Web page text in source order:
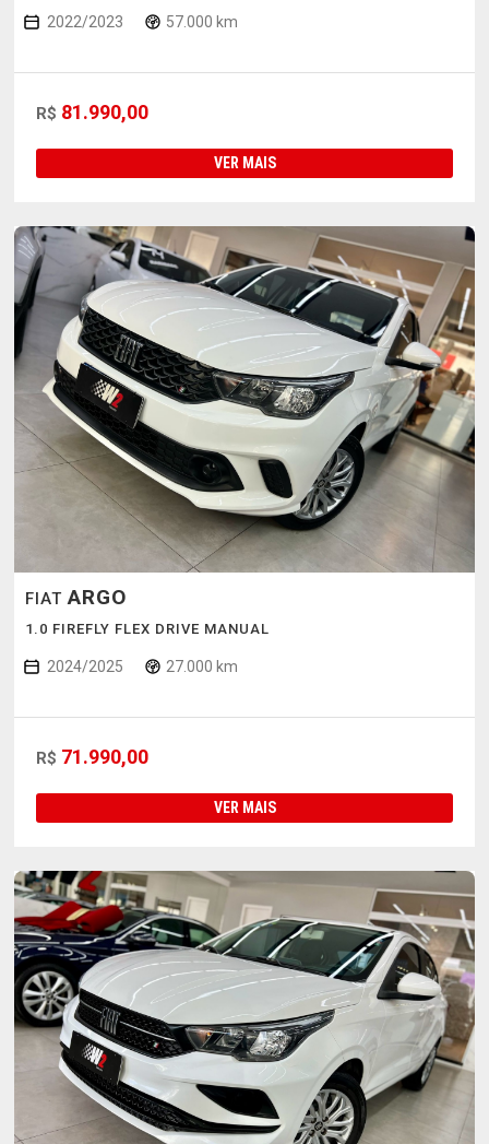
2022/2023 57.000 km
R$ 81.990,00
VER MAIS
FIATARGO
1.0 FIREFLY FLEX DRIVE MANUAL
2024/2025 27.000 km
R$ 71.990,00
VER MAIS